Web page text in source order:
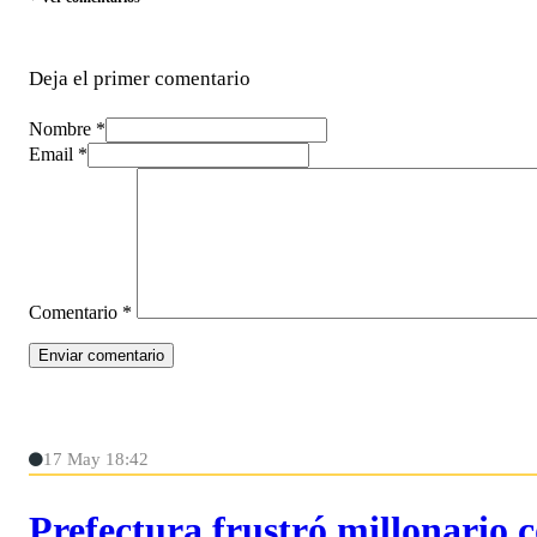
Deja el primer comentario
Nombre *
Email *
Comentario *
17 May 18:42